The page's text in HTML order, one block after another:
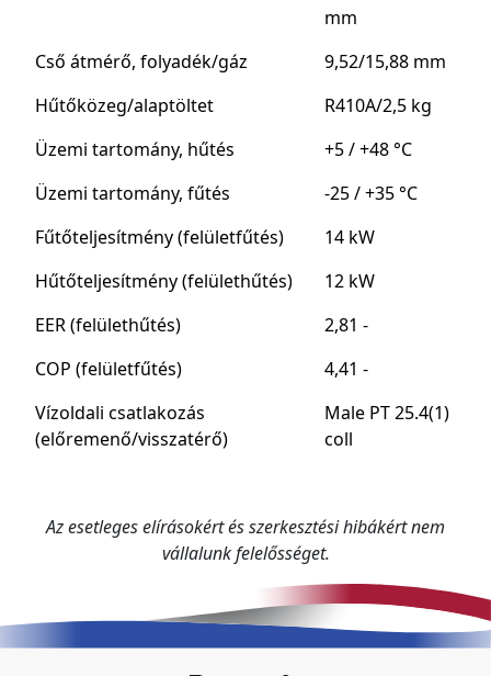
mm
Cső átmérő, folyadék/gáz
9,52/15,88 mm
Hűtőközeg/alaptöltet
R410A/2,5 kg
Üzemi tartomány, hűtés
+5 / +48 °C
Üzemi tartomány, fűtés
-25 / +35 °C
Fűtőteljesítmény (felületfűtés)
14 kW
Hűtőteljesítmény (felülethűtés)
12 kW
EER (felülethűtés)
2,81 -
COP (felületfűtés)
4,41 -
Vízoldali csatlakozás
(előremenő/visszatérő)
Male PT 25.4(1)
coll
Az esetleges elírásokért és szerkesztési hibákért nem
vállalunk felelősséget.